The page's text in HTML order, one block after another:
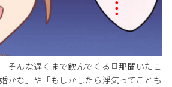
そんな遅くまで飲んでくる旦那聞いたこ
かな」や「もしかしたら浮気ってことも